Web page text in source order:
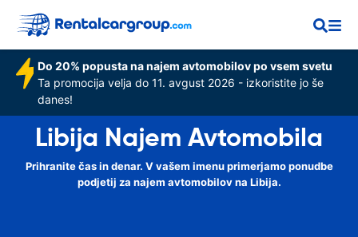
Do 20% popusta na najem avtomobilov po vsem svetu
Ta promocija velja do 11. avgust 2026 - izkoristite jo še
danes!
Libija Najem Avtomobila
Prihranite čas in denar. V vašem imenu primerjamo ponudbe
podjetij za najem avtomobilov na Libija.